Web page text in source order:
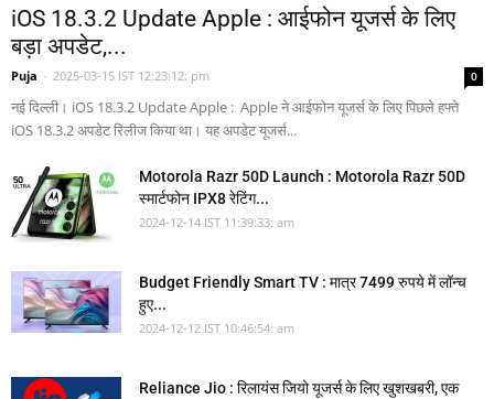
iOS 18.3.2 Update Apple : आईफोन यूजर्स के लिए
बड़ा अपडेट,...
Puja - 2025-03-15 IST 12:23:12: pm 0
नई दिल्ली। iOS 18.3.2 Update Apple : Apple ने आईफोन यूजर्स के लिए पिछले हफ्ते
iOS 18.3.2 अपडेट रिलीज किया था। यह अपडेट यूजर्स...
Motorola Razr 50D Launch : Motorola Razr 50D
स्मार्टफोन IPX8 रेटिंग...
2024-12-14 IST 11:39:33: am
Budget Friendly Smart TV : मात्र 7499 रुपये में लॉन्च
हुए...
2024-12-12 IST 10:46:54: am
Reliance Jio : रिलायंस जियो यूजर्स के लिए खुशखबरी, एक